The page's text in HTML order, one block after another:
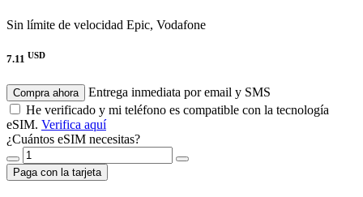
Sin límite de velocidad Epic, Vodafone
7.11 USD
Compra ahora
Entrega inmediata por email y SMS
He verificado y mi teléfono es compatible con la tecnología
eSIM. Verifica aquí
¿Cuántos eSIM necesitas?
Paga con la tarjeta